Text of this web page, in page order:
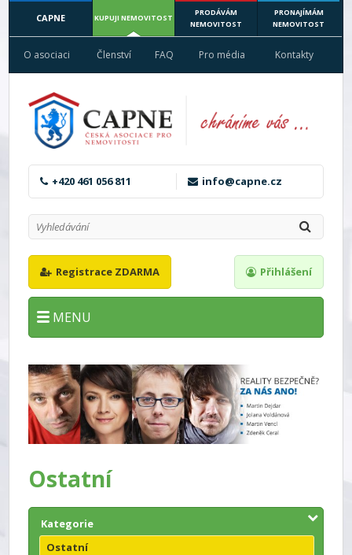
CAPNE KUPUJI NEMOVITOST
PRODÁVÁM
NEMOVITOST
PRONAJÍMÁM
NEMOVITOST
O asociaci Členství FAQ Pro média Kontakty
+420 461 056 811 info@capne.cz
Registrace ZDARMA Přihlášení
MENU
Ostatní
Kategorie
Ostatní